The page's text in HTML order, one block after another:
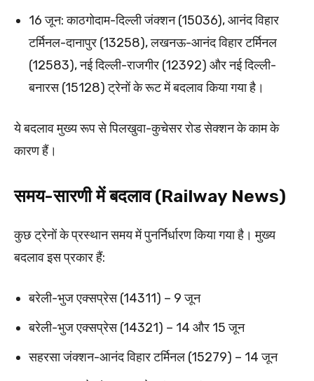
16 जून: काठगोदाम-दिल्ली जंक्शन (15036), आनंद विहार
टर्मिनल-दानापुर (13258), लखनऊ-आनंद विहार टर्मिनल
(12583), नई दिल्ली-राजगीर (12392) और नई दिल्ली-
बनारस (15128) ट्रेनों के रूट में बदलाव किया गया है।
ये बदलाव मुख्य रूप से पिलखुवा-कुचेसर रोड सेक्शन के काम के
कारण हैं।
समय-सारणी में बदलाव (Railway News)
कुछ ट्रेनों के प्रस्थान समय में पुनर्निर्धारण किया गया है। मुख्य
बदलाव इस प्रकार हैं:
बरेली-भुज एक्सप्रेस (14311) – 9 जून
बरेली-भुज एक्सप्रेस (14321) – 14 और 15 जून
सहरसा जंक्शन-आनंद विहार टर्मिनल (15279) – 14 जून